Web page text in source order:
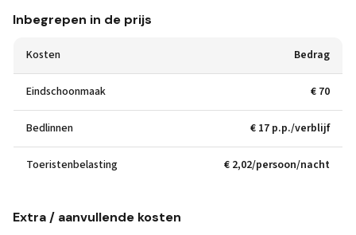
Inbegrepen in de prijs
Kosten Bedrag
Eindschoonmaak € 70
Bedlinnen € 17 p.p./verblijf
Toeristenbelasting € 2,02/persoon/nacht
Extra / aanvullende kosten